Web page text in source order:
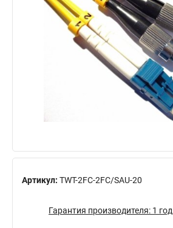
Артикул: TWT-2FC-2FC/SAU-20
Гарантия производителя: 1 год